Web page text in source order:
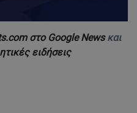
στο Google Newsκαι
ειδήσεις